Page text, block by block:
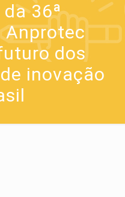
36ª
Anprotec
dos
inovação